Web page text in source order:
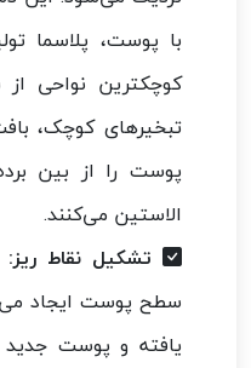
با پوست، پلاسما
کوچکترین نواحی
تبخیرهای کوچک،
پوست را از بین
الاستین می‌کنند.
تشکیل نقاط ریز:
سطح پوست ایجاد
یافته و پوست